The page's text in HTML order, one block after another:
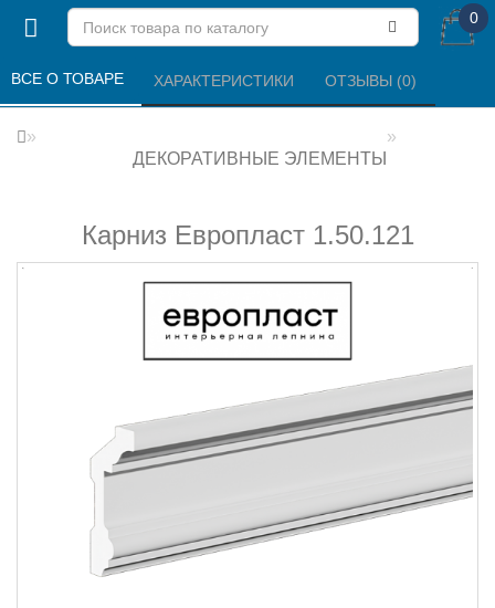
0
ДЕКОРАТИВНЫЕ ЭЛЕМЕНТЫ
Карниз Европласт 1.50.121
ВСЕ О ТОВАРЕ ХАРАКТЕРИСТИКИ ОТЗЫВЫ (0)